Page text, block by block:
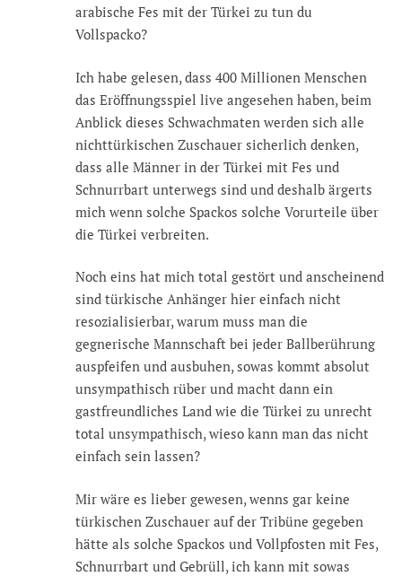
arabische Fes mit der Türkei zu tun du
Vollspacko?
Ich habe gelesen, dass 400 Millionen Menschen
das Eröffnungsspiel live angesehen haben, beim
Anblick dieses Schwachmaten werden sich alle
nichttürkischen Zuschauer sicherlich denken,
dass alle Männer in der Türkei mit Fes und
Schnurrbart unterwegs sind und deshalb ärgerts
mich wenn solche Spackos solche Vorurteile über
die Türkei verbreiten.
Noch eins hat mich total gestört und anscheinend
sind türkische Anhänger hier einfach nicht
resozialisierbar, warum muss man die
gegnerische Mannschaft bei jeder Ballberührung
auspfeifen und ausbuhen, sowas kommt absolut
unsympathisch rüber und macht dann ein
gastfreundliches Land wie die Türkei zu unrecht
total unsympathisch, wieso kann man das nicht
einfach sein lassen?
Mir wäre es lieber gewesen, wenns gar keine
türkischen Zuschauer auf der Tribüne gegeben
hätte als solche Spackos und Vollpfosten mit Fes,
Schnurrbart und Gebrüll, ich kann mit sowas